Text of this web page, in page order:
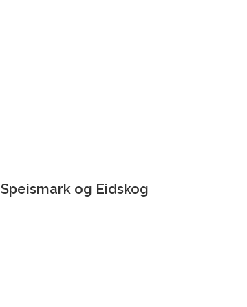
Speismark og Eidskog